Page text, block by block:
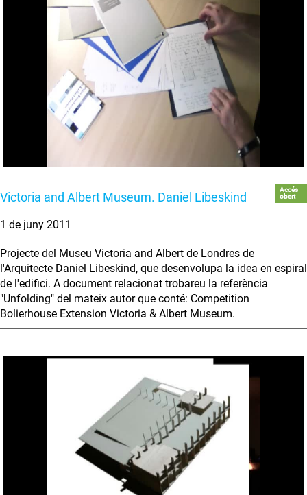
Victoria and Albert Museum. Daniel Libeskind
Accés
obert
1 de juny 2011
Projecte del Museu Victoria and Albert de Londres de
l'Arquitecte Daniel Libeskind, que desenvolupa la idea en espiral
de l'edifici. A document relacionat trobareu la referència
"Unfolding" del mateix autor que conté: Competition
Bolierhouse Extension Victoria & Albert Museum.